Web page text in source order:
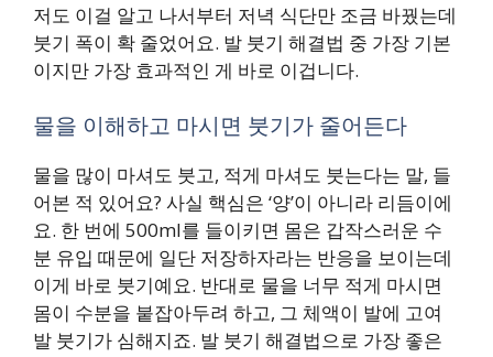
저도 이걸 알고 나서부터 저녁 식단만 조금 바꿨는데
붓기 폭이 확 줄었어요. 발 붓기 해결법 중 가장 기본
이지만 가장 효과적인 게 바로 이겁니다.
물을 이해하고 마시면 붓기가 줄어든다
물을 많이 마셔도 붓고, 적게 마셔도 붓는다는 말, 들
어본 적 있어요? 사실 핵심은 ‘양’이 아니라 리듬이에
요. 한 번에 500ml를 들이키면 몸은 갑작스러운 수
분 유입 때문에 일단 저장하자라는 반응을 보이는데
이게 바로 붓기예요. 반대로 물을 너무 적게 마시면
몸이 수분을 붙잡아두려 하고, 그 체액이 발에 고여
발 붓기가 심해지죠. 발 붓기 해결법으로 가장 좋은